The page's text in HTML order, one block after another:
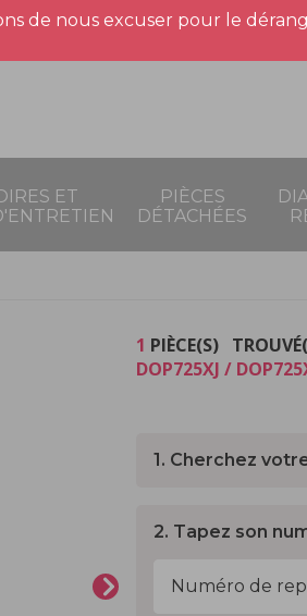
de nous excuser pour le
ET
PIÈCES
DÉTACHÉES
1 PIÈCE(S)
DOP725XJ /
1. Cherchez
2. Tapez son